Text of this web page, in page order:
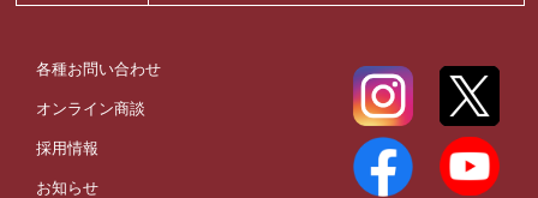
各種お問い合わせ
オンライン商談
採用情報
お知らせ